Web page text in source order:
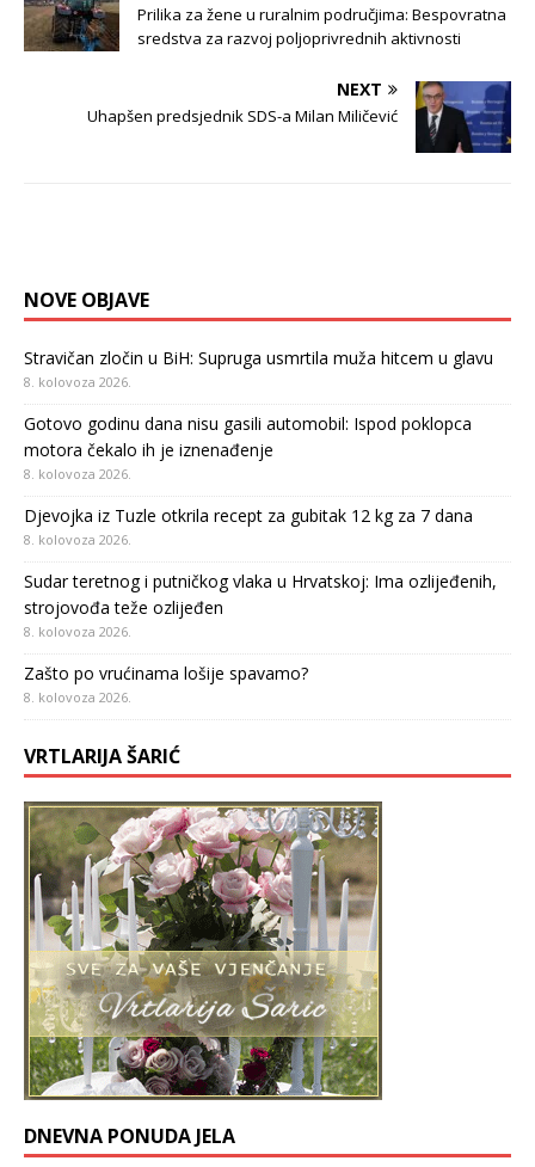
Prilika za žene u ruralnim područjima: Bespovratna
sredstva za razvoj poljoprivrednih aktivnosti
NEXT
Uhapšen predsjednik SDS-a Milan Miličević
NOVE OBJAVE
Stravičan zločin u BiH: Supruga usmrtila muža hitcem u glavu
8. kolovoza 2026.
Gotovo godinu dana nisu gasili automobil: Ispod poklopca
motora čekalo ih je iznenađenje
8. kolovoza 2026.
Djevojka iz Tuzle otkrila recept za gubitak 12 kg za 7 dana
8. kolovoza 2026.
Sudar teretnog i putničkog vlaka u Hrvatskoj: Ima ozlijeđenih,
strojovođa teže ozlijeđen
8. kolovoza 2026.
Zašto po vrućinama lošije spavamo?
8. kolovoza 2026.
VRTLARIJA ŠARIĆ
DNEVNA PONUDA JELA